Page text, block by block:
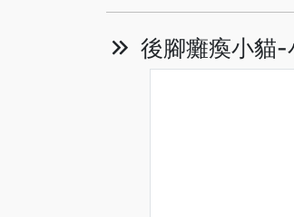
後腳癱瘓小貓-